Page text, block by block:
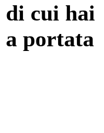
cui hai
a portata